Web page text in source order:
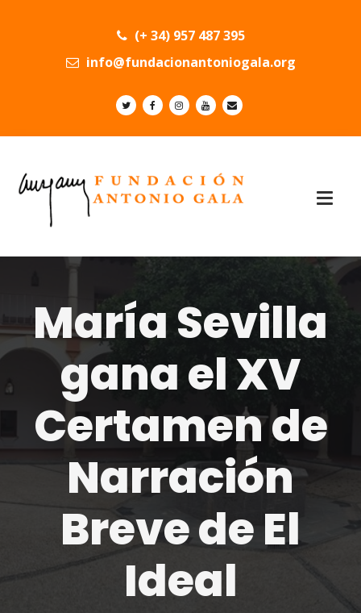
(+ 34) 957 487 395
info@fundacionantoniogala.org
María Sevilla
gana el XV
Certamen de
Narración
Breve de El
Ideal